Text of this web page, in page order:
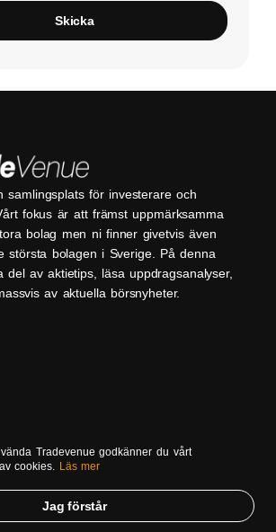
Skicka
samlingsplats för investerare och
fokus är att främst uppmärksamma
bolag men ni finner givetvis även
största bolagen i Sverige. På denna
del av aktietips, läsa uppdragsanalyser,
av aktuella börsnyheter.
Tradevenue godkänner du vårt
cookies. Läs mer
Jag förstår